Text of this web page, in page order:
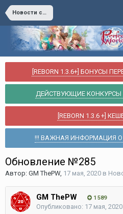
Новости сервера ThePW
[REBORN 1.3.6+] БОНУСЫ
ДЕЙСТВУЮЩИЕ КОНКУРСЫ
[REBORN 1.3.6 +]
!!! ВАЖНАЯ ИНФОРМАЦИЯ О
Обновление №285
Автор: GM ThePW, 17 мая, 2020 в
GM ThePW 1 589
Опубликовано: 17 мая, 2020